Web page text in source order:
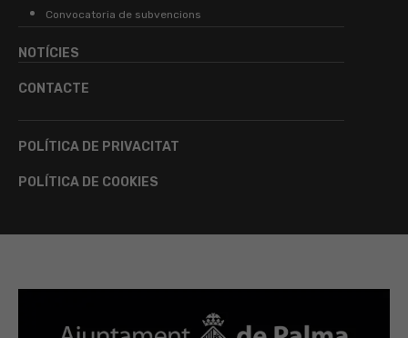
Convocatoria de subvencions
NOTÍCIES
CONTACTE
POLÍTICA DE PRIVACITAT
POLÍTICA DE COOKIES